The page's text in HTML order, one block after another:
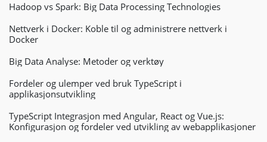
Hadoop vs Spark: Big Data Processing Technologies
Nettverk i Docker: Koble til og administrere nettverk i
Docker
Big Data Analyse: Metoder og verktøy
Fordeler og ulemper ved bruk TypeScript i
applikasjonsutvikling
TypeScript Integrasjon med Angular, React og Vue.js:
Konfigurasjon og fordeler ved utvikling av webapplikasjoner